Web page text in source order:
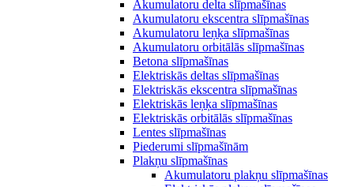
Akumulatoru delta slīpmašīnas
Akumulatoru ekscentra slīpmašīnas
Akumulatoru leņķa slīpmašīnas
Akumulatoru orbitālās slīpmašīnas
Betona slīpmašīnas
Elektriskās deltas slīpmašīnas
Elektriskās ekscentra slīpmašīnas
Elektriskās leņķa slīpmašīnas
Elektriskās orbitālās slīpmašīnas
Lentes slīpmašīnas
Piederumi slīpmašīnām
Plakņu slīpmašīnas
Akumulatoru plakņu slīpmašīnas